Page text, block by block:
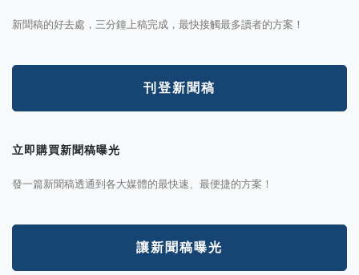
新聞稿的好去處，三分鐘上稿完成，最快接觸最多讀者的方案！
刊登新聞稿
立即購買新聞稿曝光
發一篇新聞稿透通到各大媒體的最快速、最便捷的方案！
讓新聞稿曝光